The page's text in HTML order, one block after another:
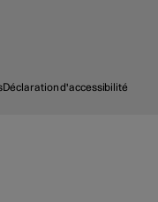
Déclaration d'accessibilité